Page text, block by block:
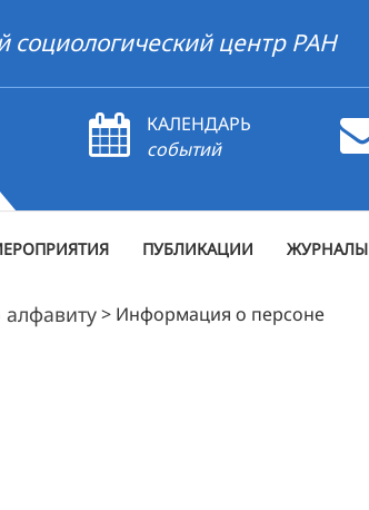
социологический центр РАН
КАЛЕНДАРЬ
событий
ПУБЛИКАЦИИ ЖУРНАЛЫ
> Информация о персоне